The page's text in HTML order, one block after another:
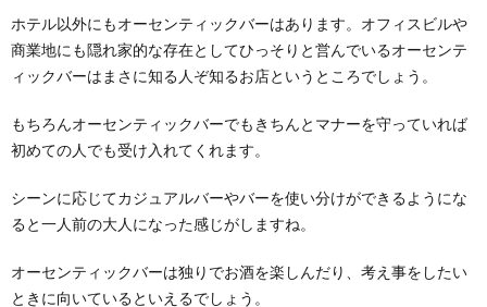
ホテル以外にもオーセンティックバーはあります。オフィスビルや
商業地にも隠れ家的な存在としてひっそりと営んでいるオーセンテ
ィックバーはまさに知る人ぞ知るお店というところでしょう。
もちろんオーセンティックバーでもきちんとマナーを守っていれば
初めての人でも受け入れてくれます。
シーンに応じてカジュアルバーやバーを使い分けができるようにな
ると一人前の大人になった感じがしますね。
オーセンティックバーは独りでお酒を楽しんだり、考え事をしたい
ときに向いているといえるでしょう。